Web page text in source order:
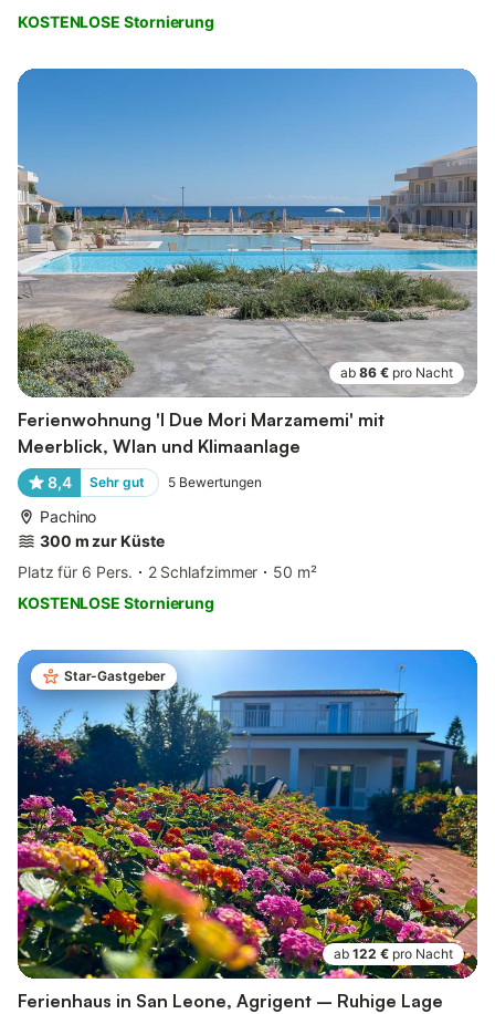
KOSTENLOSE Stornierung
ab 86 € pro Nacht
Ferienwohnung 'I Due Mori Marzamemi' mit
Meerblick, Wlan und Klimaanlage
8,4 Sehr gut 5 Bewertungen
Pachino
300 m zur Küste
Platz für 6 Pers.
2 Schlafzimmer
50 m²
KOSTENLOSE Stornierung
Star-Gastgeber
ab 122 € pro Nacht
Ferienhaus in San Leone, Agrigent – Ruhige Lage